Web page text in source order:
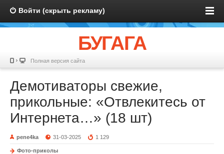
Войти (скрыть рекламу)
БУГАГА
Полная версия сайта
Демотиваторы свежие,
прикольные: «Отвлекитесь от
Интернета…» (18 шт)
pene4ka 31-03-2025 1 129
Фото-приколы